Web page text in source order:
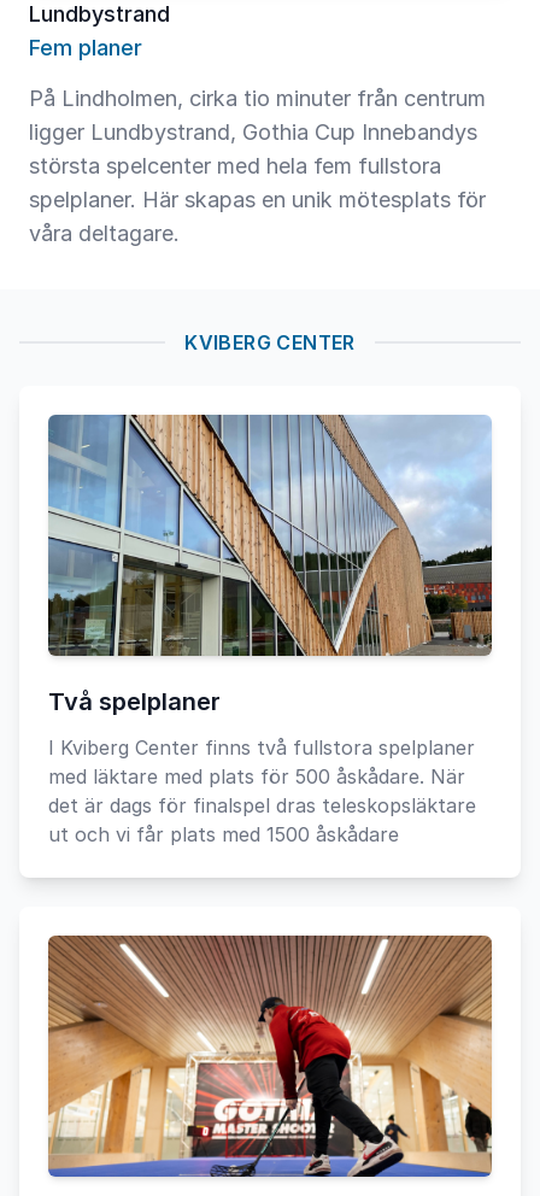
Lundbystrand
Fem planer
På Lindholmen, cirka tio minuter från centrum
ligger Lundbystrand, Gothia Cup Innebandys
största spelcenter med hela fem fullstora
spelplaner. Här skapas en unik mötesplats för
våra deltagare.
KVIBERG CENTER
Två spelplaner
I Kviberg Center finns två fullstora spelplaner
med läktare med plats för 500 åskådare. När
det är dags för finalspel dras teleskopsläktare
ut och vi får plats med 1500 åskådare